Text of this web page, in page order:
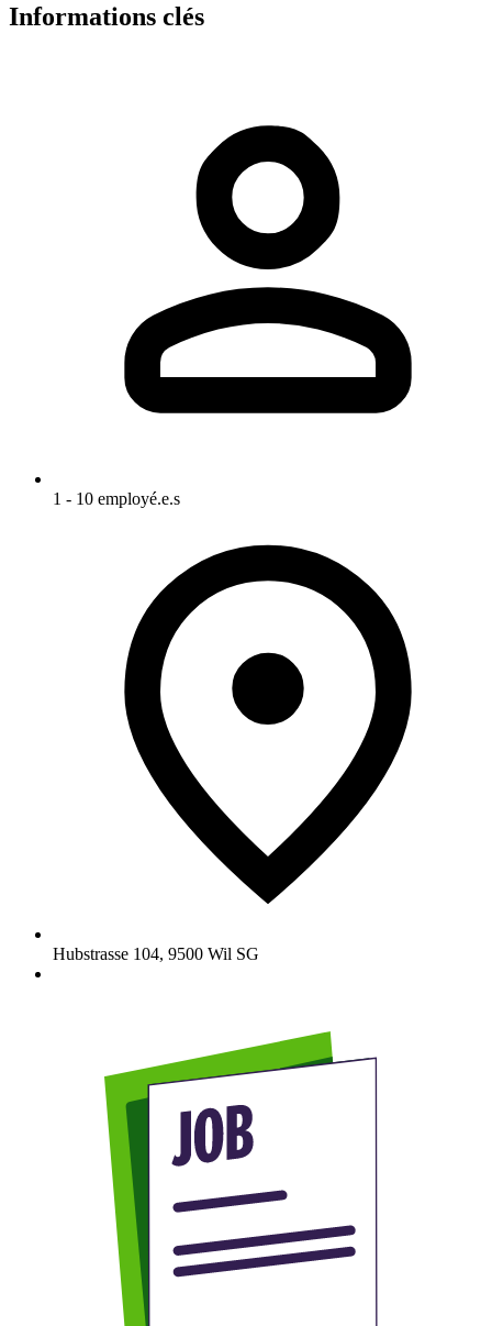
Informations clés
1 - 10 employé.e.s
Hubstrasse 104, 9500 Wil SG